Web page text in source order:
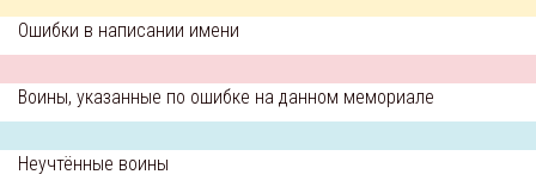
Ошибки в написании имени
Воины, указанные по ошибке на данном мемориале
Неучтённые воины